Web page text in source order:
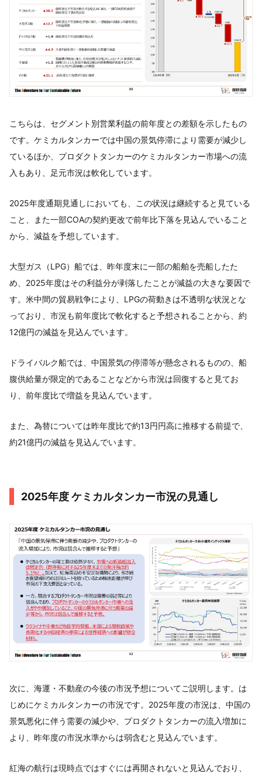
こちらは、セグメント別営業利益の前年度との差額を示したもの
です。ケミカルタンカーでは中国の景気停滞により需要が減少し
ているほか、プロダクトタンカーのケミカルタンカー市場への流
入もあり、足元市況は軟化しています。
2025年度通期見通しにおいても、この状況は継続すると見ている
こと、また一部COAの契約更改で前年比下落を見込んでいること
から、減益を予想しています。
大型ガス（LPG）船では、昨年度末に一部の船舶を売船したた
め、2025年度はその利益分が剥落したことが減益の大きな要因で
す。米中間の貿易戦争により、LPGの荷動きは不透明な状況とな
っており、市況も前年度比で軟化すると予想されることから、約
12億円の減益を見込んでいます。
ドライバルク船では、中国景気の停滞等が懸念されるものの、船
腹供給量が限定的であることなどから市況は回復すると見てお
り、前年度比で増益を見込んでいます。
また、為替については昨年度比で約13円円高に推移する前提で、
約21億円の減益を見込んでいます。
2025年度 ケミカルタンカー市況の見通し
次に、海運・不動産の今後の市況予想についてご説明します。は
じめにケミカルタンカーの市況です。2025年度の市況は、中国の
景気悪化に伴う需要の減少や、プロダクトタンカーの流入増加に
より、昨年度の市況水準からは弱含むと見込んでいます。
紅海の航行は現時点ではすぐには再開されないと見込んでおり、